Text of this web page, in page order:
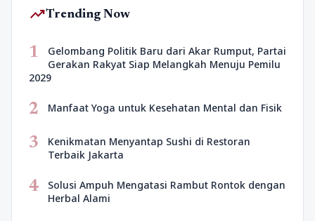
trending_upTrending Now
1
Gelombang Politik Baru dari Akar Rumput, Partai
Gerakan Rakyat Siap Melangkah Menuju Pemilu
2029
2 Manfaat Yoga untuk Kesehatan Mental dan Fisik
3
Kenikmatan Menyantap Sushi di Restoran
Terbaik Jakarta
4
Solusi Ampuh Mengatasi Rambut Rontok dengan
Herbal Alami